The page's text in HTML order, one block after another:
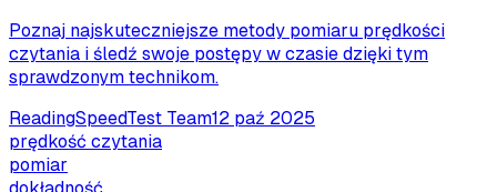
Poznaj najskuteczniejsze metody pomiaru prędkości
czytania i śledź swoje postępy w czasie dzięki tym
sprawdzonym technikom.
ReadingSpeedTest Team12 paź 2025
prędkość czytania
pomiar